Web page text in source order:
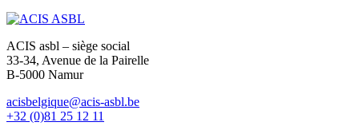
ACIS asbl – siège social
33-34, Avenue de la Pairelle
B-5000 Namur
acisbelgique@acis-asbl.be
+32 (0)81 25 12 11